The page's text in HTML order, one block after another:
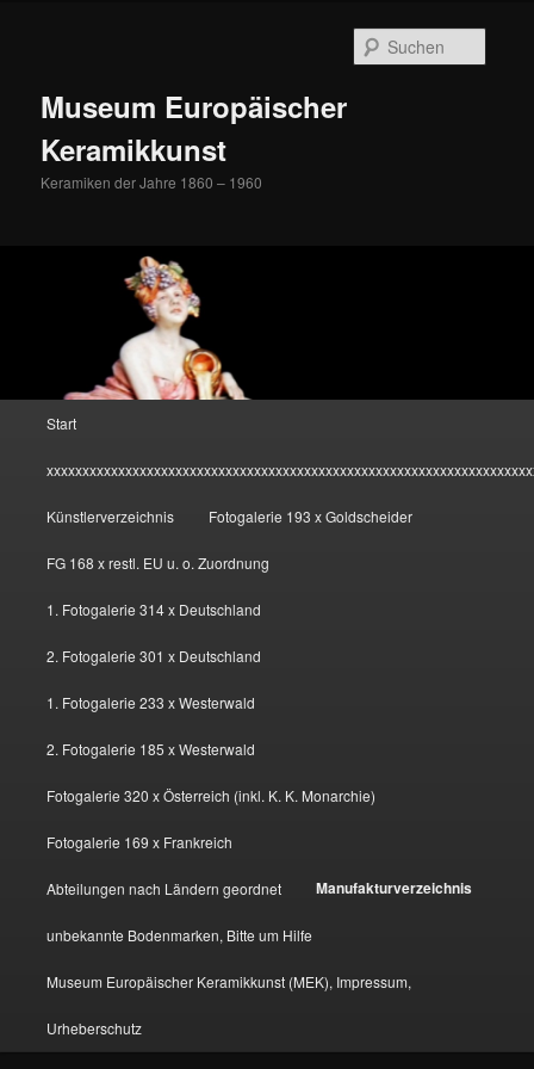
Museum Europäischer
Keramikkunst
Keramiken der Jahre 1860 – 1960
Start
Künstlerverzeichnis Fotogalerie 193 x Goldscheider
FG 168 x restl. EU u. o. Zuordnung
1. Fotogalerie 314 x Deutschland
2. Fotogalerie 301 x Deutschland
1. Fotogalerie 233 x Westerwald
2. Fotogalerie 185 x Westerwald
Fotogalerie 320 x Österreich (inkl. K. K. Monarchie)
Fotogalerie 169 x Frankreich
Abteilungen nach Ländern geordnet Manufakturverzeichnis
unbekannte Bodenmarken, Bitte um Hilfe
Museum Europäischer Keramikkunst (MEK), Impressum,
Urheberschutz